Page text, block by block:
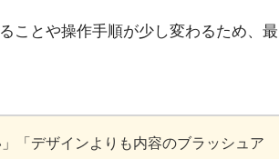
ことや操作手順が少し変わるため、最
「デザインよりも内容のブラッシュア